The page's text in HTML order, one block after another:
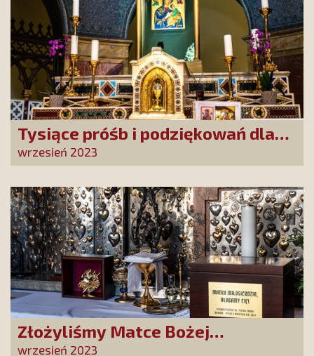
Tysiące próśb i podziękowań dla
Matki Bożej Nieustającej Pomocy!
wrzesień 2023
Złożyliśmy Matce Bożej
Ostrobramskiej pozłacane wotum
wrzesień 2023